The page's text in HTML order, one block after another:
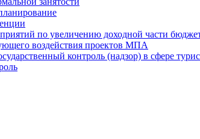
по увеличению доходной части
воздействия проектов МПА
контроль (надзор) в сфере